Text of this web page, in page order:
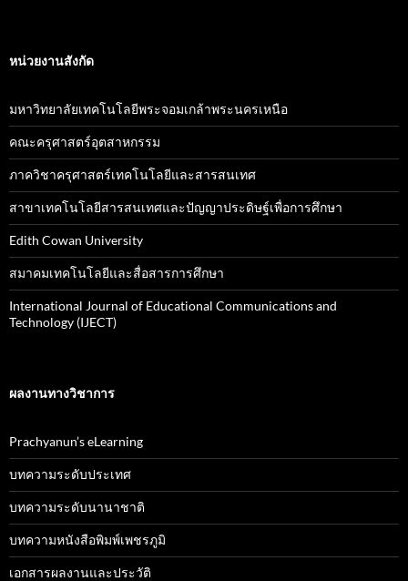
หน่วยงานสังกัด
มหาวิทยาลัยเทคโนโลยีพระจอมเกล้าพระนครเหนือ
คณะครุศาสตร์อุตสาหกรรม
ภาควิชาครุศาสตร์เทคโนโลยีและสารสนเทศ
สาขาเทคโนโลยีสารสนเทศและปัญญาประดิษฐ์เพื่อการศึกษา
Edith Cowan University
สมาคมเทคโนโลยีและสื่อสารการศึกษา
International Journal of Educational Communications and
Technology (IJECT)
ผลงานทางวิชาการ
Prachyanun’s eLearning
บทความระดับประเทศ
บทความระดับนานาชาติ
บทความหนังสือพิมพ์เพชรภูมิ
เอกสารผลงานและประวัติ